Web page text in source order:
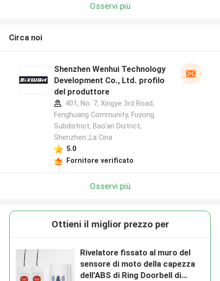
Osservi più
Circa noi
Shenzhen Wenhui Technology
Development Co., Ltd. profilo
del produttore
401, No. 7, Xingye 3rd Road,
Fenghuang Community, Fuyong
Subdistrict, Bao'an District,
Shenzhen ,La Cina
5.0
Fornitore verificato
Osservi più
Ottieni il miglior prezzo per
Rivelatore fissato al muro del
sensore di moto della capezza
dell'ABS di Ring Doorbell di